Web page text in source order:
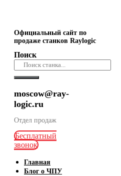
Официальный сайт по
продаже станков Raylogic
Поиск
moscow@ray-
logic.ru
Отдел продаж
Бесплатный
звонок
Главная
Блог о ЧПУ